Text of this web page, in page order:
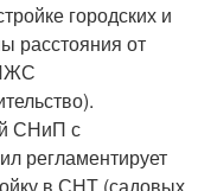
городских и
расстояния от
СНиП с
регламентирует